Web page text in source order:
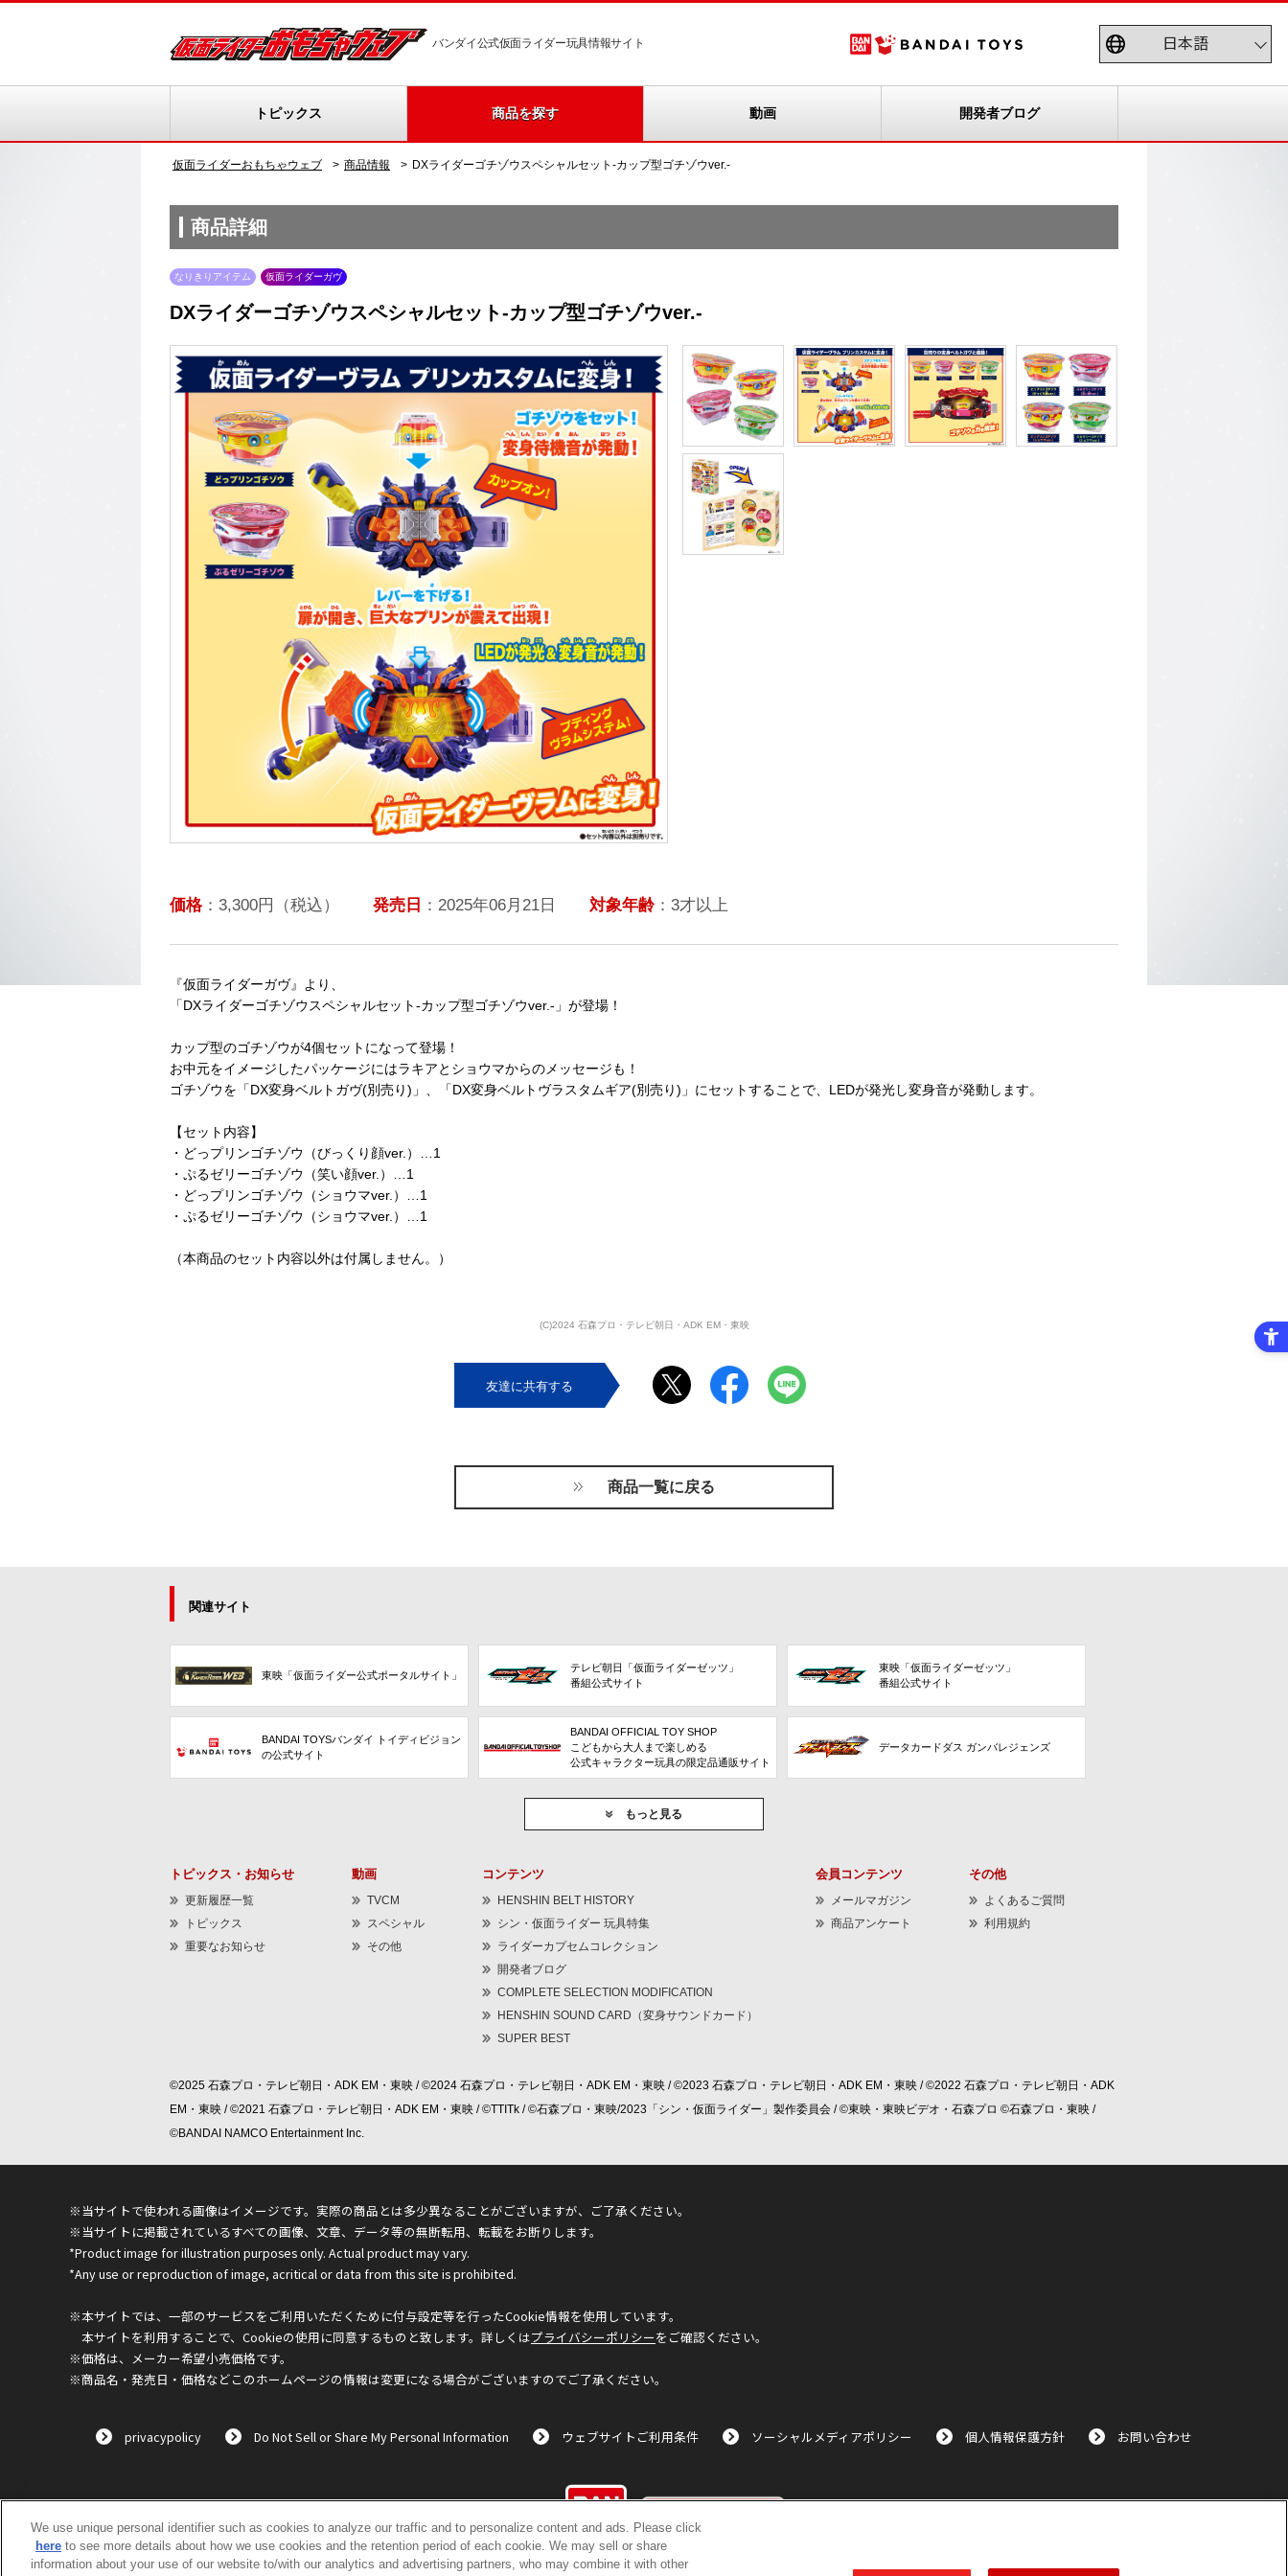
バンダイ公式仮面ライダー玩具情報サイト
トピックス 商品を探す 動画 開発者ブログ
仮面ライダーおもちゃウェブ 商品情報 DXライダーゴチゾウスペシャルセット-カップ型ゴチゾウver.-
商品詳細
なりきりアイテム 仮面ライダーガヴ
DXライダーゴチゾウスペシャルセット-カップ型ゴチゾウver.-
価格：3,300円（税込） 発売日 ：2025年06月21日 対象年齢：3才以上
『仮面ライダーガヴ』より、
「DXライダーゴチゾウスペシャルセット-カップ型ゴチゾウver.-」が登場！
カップ型のゴチゾウが4個セットになって登場！
お中元をイメージしたパッケージにはラキアとショウマからのメッセージも！
ゴチゾウを「DX変身ベルトガヴ(別売り)」、「DX変身ベルトヴラスタムギア(別売り)」にセットすることで、LEDが発光し変身音が発動します。
【セット内容】
・どっプリンゴチゾウ（びっくり顔ver.）…1
・ぷるゼリーゴチゾウ（笑い顔ver.）…1
・どっプリンゴチゾウ（ショウマver.）…1
・ぷるゼリーゴチゾウ（ショウマver.）…1
（本商品のセット内容以外は付属しません。）
(C)2024 石森プロ・テレビ朝日・ADK EM・東映
友達に共有する
商品一覧に戻る
関連サイト
東映「仮面ライダー公式ポータルサイト」
テレビ朝日「仮面ライダーゼッツ」
番組公式サイト
東映「仮面ライダーゼッツ」
番組公式サイト
BANDAI TOYSバンダイ トイディビジョン
の公式サイト
BANDAI OFFICIAL TOY SHOP
こどもから大人まで楽しめる
公式キャラクター玩具の限定品通販サイト
データカードダス ガンバレジェンズ
もっと見る
トピックス・お知らせ
更新履歴一覧
トピックス
重要なお知らせ
動画
TVCM
スペシャル
その他
コンテンツ
HENSHIN BELT HISTORY
シン・仮面ライダー 玩具特集
ライダーカプセムコレクション
開発者ブログ
COMPLETE SELECTION MODIFICATION
HENSHIN SOUND CARD（変身サウンドカード）
SUPER BEST
会員コンテンツ
メールマガジン
商品アンケート
その他
よくあるご質問
利用規約
©2025 石森プロ・テレビ朝日・ADK EM・東映 / ©2024 石森プロ・テレビ朝日・ADK EM・東映 / ©2023 石森プロ・テレビ朝日・ADK EM・東映 / ©2022 石森プロ・テレビ朝日・ADK
EM・東映 / ©2021 石森プロ・テレビ朝日・ADK EM・東映 / ©TTITk / ©石森プロ・東映/2023「シン・仮面ライダー」製作委員会 / ©東映・東映ビデオ・石森プロ ©石森プロ・東映 /
©BANDAI NAMCO Entertainment Inc.
※当サイトで使われる画像はイメージです。実際の商品とは多少異なることがございますが、ご了承ください。
※当サイトに掲載されているすべての画像、文章、データ等の無断転用、転載をお断りします。
*Product image for illustration purposes only. Actual product may vary.
*Any use or reproduction of image, acritical or data from this site is prohibited.
※本サイトでは、一部のサービスをご利用いただくために付与設定等を行ったCookie情報を使用しています。
本サイトを利用することで、Cookieの使用に同意するものと致します。詳しくはプライバシーポリシーをご確認ください。
※価格は、メーカー希望小売価格です。
※商品名・発売日・価格などこのホームページの情報は変更になる場合がございますのでご了承ください。
privacypolicy Do Not Sell or Share My Personal Information ウェブサイトご利用条件 ソーシャルメディアポリシー 個人情報保護方針 お問い合わせ
We use unique personal identifier such as cookies to analyze our traffic and to personalize content and ads. Please click
here to see more details about how we use cookies and the retention period of each cookie. We may sell or share
information about your use of our website to/with our analytics and advertising partners, who may combine it with other